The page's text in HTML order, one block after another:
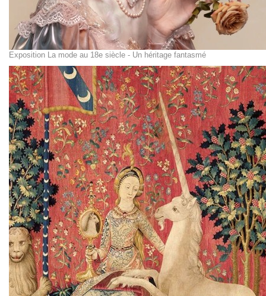
Exposition La mode au 18e siècle - Un héritage fantasmé